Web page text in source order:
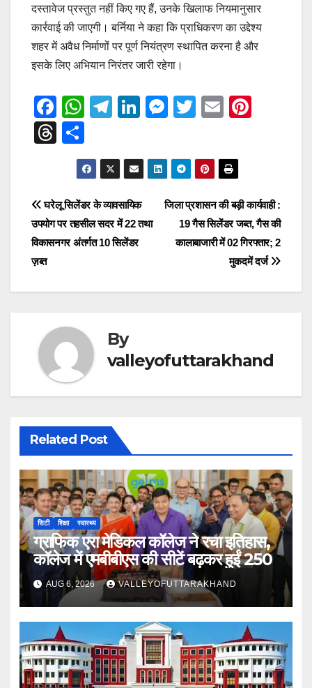
दस्तावेज प्रस्तुत नहीं किए गए हैं, उनके खिलाफ नियमानुसार
कार्रवाई की जाएगी। बर्निया ने कहा कि प्राधिकरण का उद्देश्य
शहर में अवैध निर्माणों पर पूर्ण नियंत्रण स्थापित करना है और
इसके लिए अभियान निरंतर जारी रहेगा।
F
a
c
b
o
o
W
s
A
p
p
T
gr
a
m
Li
e
dI
n
M
e
n
g
er
T
er
E
st
T
hr
a
d
s
h
ar
e
Post
navigation
जिला प्रशासन की बड़ी कार्यवाही :
19 गैस सिलेंडर जब्त, गैस की
कालाबाजारी में 02 गिरफ्तार; 2
मुकदमें दर्ज
घरेलू सिलेंडर के व्यावसायिक
उपयोग पर तहसील सदर में 22 तथा
विकासनगर अंतर्गत 10 सिलेंडर
ज़ब्त
By
valleyofuttarakhand
Related Post
सिटी शिक्षा स्वास्थ्य
ग्राफिक एरा मेडिकल कॉलेज ने रचा इतिहास,
कॉलेज में एमबीबीएस की सीटें बढ़कर हुईं 250
AUG 6, 2026 VALLEYOFUTTARAKHAND